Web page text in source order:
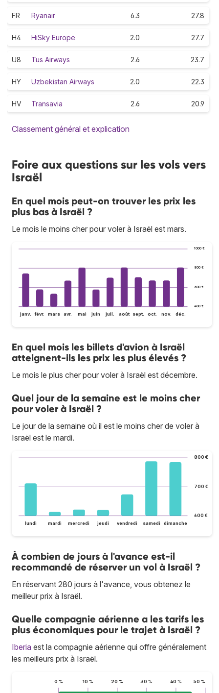
FR Ryanair 6.3 27.8
H4 HiSky Europe 2.0 27.7
U8 Tus Airways 2.6 23.7
HY Uzbekistan Airways 2.0 22.3
HV Transavia 2.6 20.9
Classement général et explication
Foire aux questions sur les vols vers
Israël
En quel mois peut-on trouver les prix les
plus bas à Israël ?
Le mois le moins cher pour voler à Israël est mars.
400 €
600 €
800 €
1 000 €
janv. févr. mars avr. mai juin juil. août sept. oct. nov. déc.
En quel mois les billets d'avion à Israël
atteignent-ils les prix les plus élevés ?
Le mois le plus cher pour voler à Israël est décembre.
Quel jour de la semaine est le moins cher
pour voler à Israël ?
Le jour de la semaine où il est le moins cher de voler à
Israël est le mardi.
600 €
700 €
800 €
lundi mardi mercredi jeudi vendredi samedi dimanche
À combien de jours à l'avance est-il
recommandé de réserver un vol à Israël ?
En réservant 280 jours à l'avance, vous obtenez le
meilleur prix à Israël.
Quelle compagnie aérienne a les tarifs les
plus économiques pour le trajet à Israël ?
Iberia est la compagnie aérienne qui offre généralement
les meilleurs prix à Israël.
0 % 10 % 20 % 30 % 40 % 50 %